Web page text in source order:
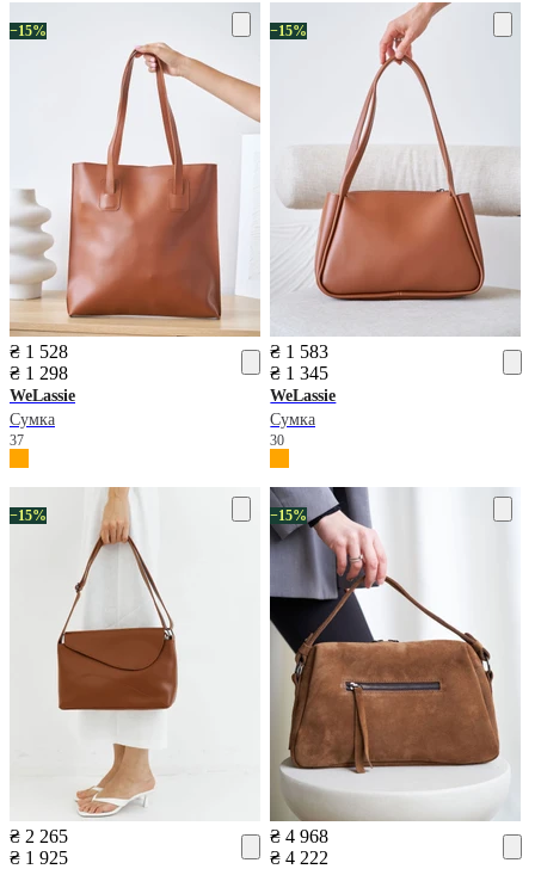
−15%
₴ 1 528
₴ 1 298
WeLassie
Сумка
37
−15%
₴ 1 583
₴ 1 345
WeLassie
Сумка
30
−15%
₴ 2 265
₴ 1 925
−15%
₴ 4 968
₴ 4 222